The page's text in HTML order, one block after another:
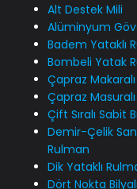
Alt Destek Mili
Alüminyum
Badem Yataklı
Bombeli Yatak
Çapraz
Çapraz
Çift Sıralı Sabit
Demir-Çelik
Rulman
Dik Yataklı
Dört Nokta